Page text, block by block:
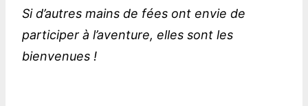
Si d’autres mains de fées ont envie de
participer à l’aventure, elles sont les
bienvenues !